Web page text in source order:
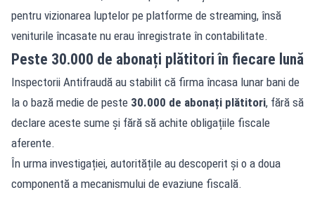
pentru vizionarea luptelor pe platforme de streaming, însă
veniturile încasate nu erau înregistrate în contabilitate.
Peste 30.000 de abonați plătitori în fiecare lună
Inspectorii Antifraudă au stabilit că firma încasa lunar bani de
la o bază medie de peste 30.000 de abonați plătitori, fără să
declare aceste sume și fără să achite obligațiile fiscale
aferente.
În urma investigației, autoritățile au descoperit și o a doua
componentă a mecanismului de evaziune fiscală.